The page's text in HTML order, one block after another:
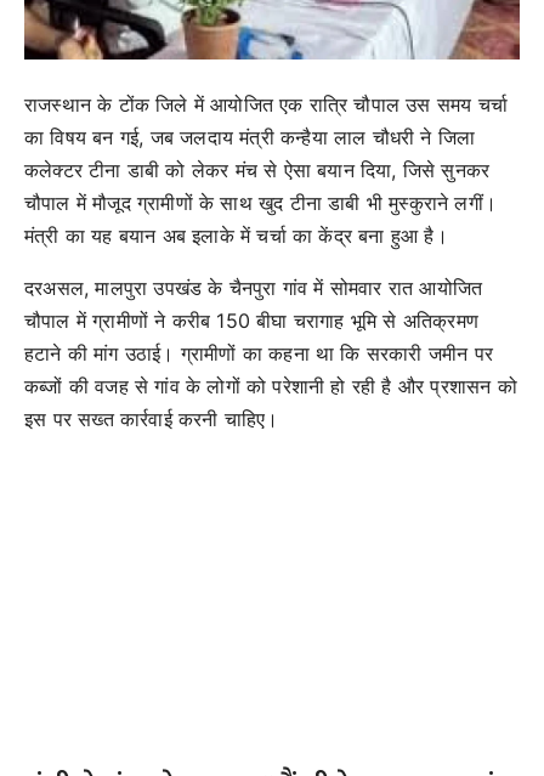
राजस्थान के टोंक जिले में आयोजित एक रात्रि चौपाल उस समय चर्चा
का विषय बन गई, जब जलदाय मंत्री कन्हैया लाल चौधरी ने जिला
कलेक्टर टीना डाबी को लेकर मंच से ऐसा बयान दिया, जिसे सुनकर
चौपाल में मौजूद ग्रामीणों के साथ खुद टीना डाबी भी मुस्कुराने लगीं।
मंत्री का यह बयान अब इलाके में चर्चा का केंद्र बना हुआ है।
दरअसल, मालपुरा उपखंड के चैनपुरा गांव में सोमवार रात आयोजित
चौपाल में ग्रामीणों ने करीब 150 बीघा चरागाह भूमि से अतिक्रमण
हटाने की मांग उठाई। ग्रामीणों का कहना था कि सरकारी जमीन पर
कब्जों की वजह से गांव के लोगों को परेशानी हो रही है और प्रशासन को
इस पर सख्त कार्रवाई करनी चाहिए।